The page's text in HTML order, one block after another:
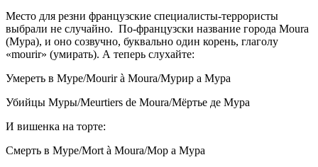
Место для резни французские специалисты-террористы
выбрали не случайно. По-французски название города Moura
(Мура), и оно созвучно, буквально один корень, глаголу
«mourir» (умирать). А теперь слухайте:
Умереть в Муре/Mourir à Moura/Мурир а Мура
Убийцы Муры/Meurtiers de Moura/Мёртье де Мура
И вишенка на торте:
Смерть в Муре/Mort à Moura/Мор а Мура